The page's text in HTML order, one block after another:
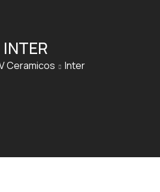
INTER
Ceramicos Inter